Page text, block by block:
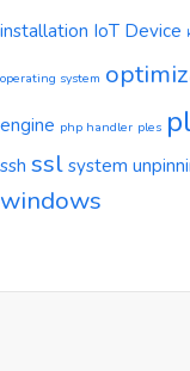
installation IoT Device
operating system
engine php handler ples
ssh ssl system
windows